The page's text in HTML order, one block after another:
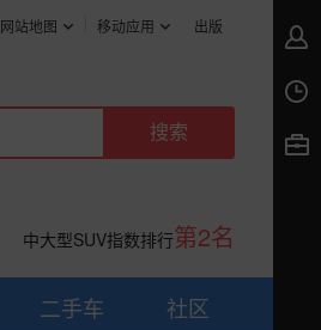
网站地图 移动应用 出版
中大型SUV指数排行第2名
二手车 社区